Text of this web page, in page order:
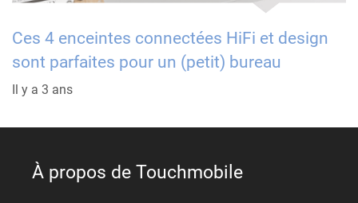
Ces 4 enceintes connectées HiFi et design
sont parfaites pour un (petit) bureau
Il y a 3 ans
À propos de Touchmobile